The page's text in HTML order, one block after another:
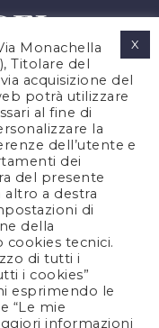
Monachella
Titolare del
acquisizione del
potrà utilizzare
al fine di
la
dell’utente e
dei
del presente
altro a destra
di
della
cookies tecnici.
di tutti i
i cookies”
esprimendo le
“Le mie
informazioni
X